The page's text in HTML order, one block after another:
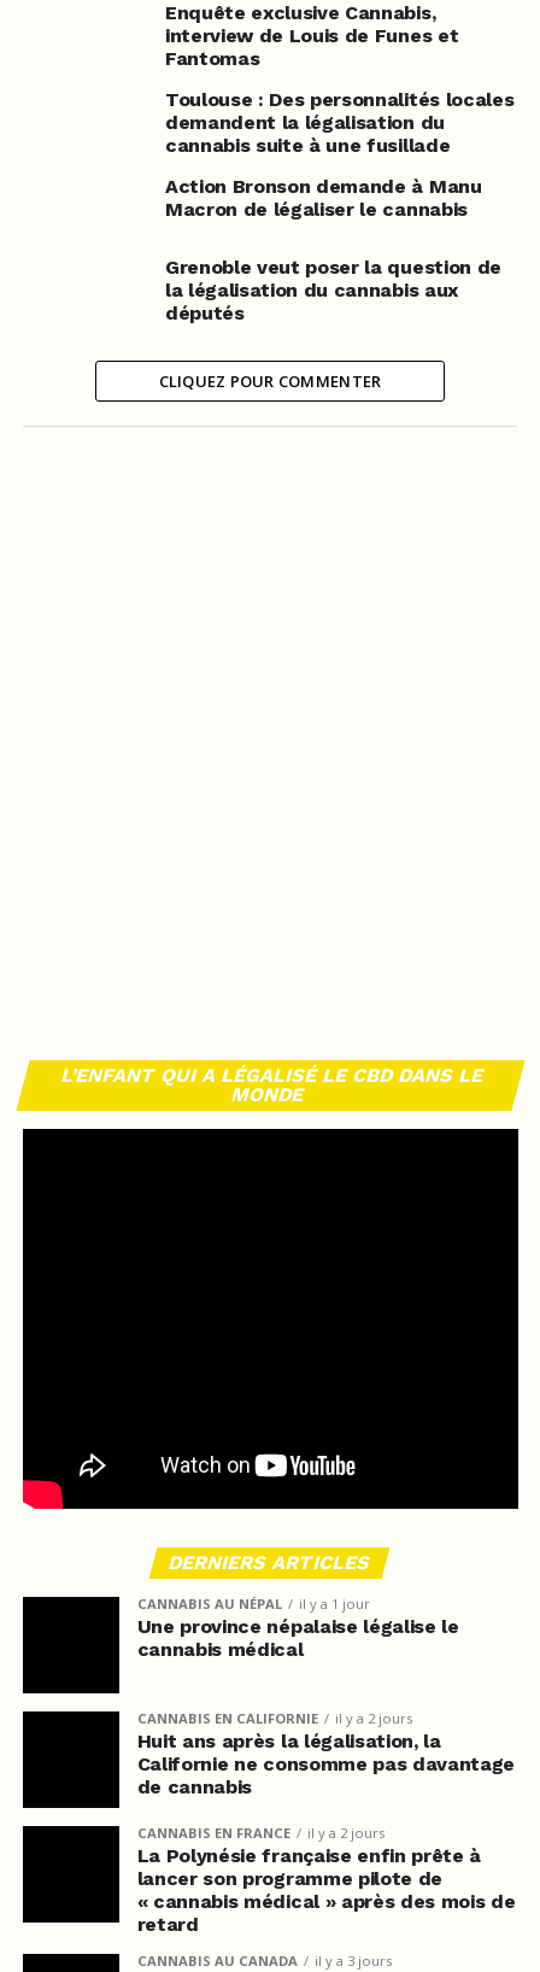
Enquête exclusive Cannabis,
interview de Louis de Funes et
Fantomas
Toulouse : Des personnalités locales
demandent la légalisation du
cannabis suite à une fusillade
Action Bronson demande à Manu
Macron de légaliser le cannabis
Grenoble veut poser la question de
la légalisation du cannabis aux
députés
CLIQUEZ POUR COMMENTER
L’ENFANT QUI A LÉGALISÉ LE CBD DANS LE
MONDE
DERNIERS ARTICLES
CANNABIS AU NÉPAL il y a 1 jour
Une province népalaise légalise le
cannabis médical
CANNABIS EN CALIFORNIE il y a 2 jours
Huit ans après la légalisation, la
Californie ne consomme pas davantage
de cannabis
CANNABIS EN FRANCE il y a 2 jours
La Polynésie française enfin prête à
lancer son programme pilote de
« cannabis médical » après des mois de
retard
CANNABIS AU CANADA il y a 3 jours